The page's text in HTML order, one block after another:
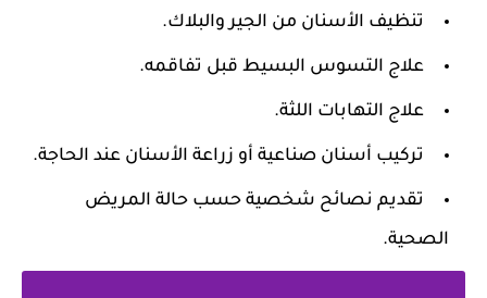
تنظيف الأسنان من الجير والبلاك.
علاج التسوس البسيط قبل تفاقمه.
علاج التهابات اللثة.
تركيب أسنان صناعية أو زراعة الأسنان عند الحاجة.
تقديم نصائح شخصية حسب حالة المريض
الصحية.